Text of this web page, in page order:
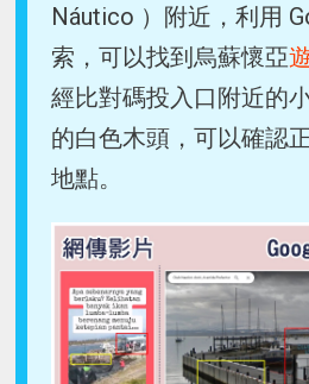
Náutico ）附近，利用
索，可以找到烏蘇懷亞
經比對碼投入口附近的
的白色木頭，可以確認
地點。